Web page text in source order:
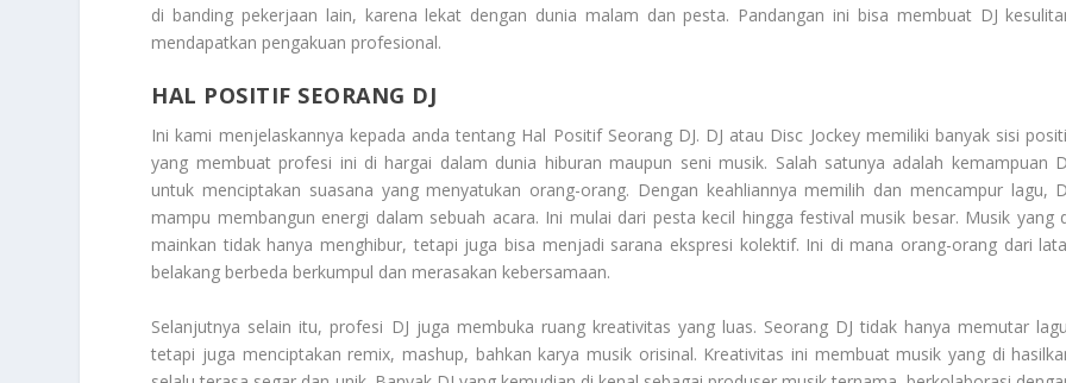
di banding pekerjaan lain, karena lekat dengan dunia malam dan pesta. Pandangan ini bisa membuat DJ
mendapatkan pengakuan profesional.
HAL POSITIF SEORANG DJ
Ini kami menjelaskannya kepada anda tentang Hal Positif Seorang DJ. DJ atau Disc Jockey memiliki banyak sisi
yang membuat profesi ini di hargai dalam dunia hiburan maupun seni musik. Salah satunya adalah kemampuan
untuk menciptakan suasana yang menyatukan orang-orang. Dengan keahliannya memilih dan mencampur lagu,
mampu membangun energi dalam sebuah acara. Ini mulai dari pesta kecil hingga festival musik besar. Musik yang
mainkan tidak hanya menghibur, tetapi juga bisa menjadi sarana ekspresi kolektif. Ini di mana orang-orang dari
belakang berbeda berkumpul dan merasakan kebersamaan.
Selanjutnya selain itu, profesi DJ juga membuka ruang kreativitas yang luas. Seorang DJ tidak hanya memutar
tetapi juga menciptakan remix, mashup, bahkan karya musik orisinal. Kreativitas ini membuat musik yang di